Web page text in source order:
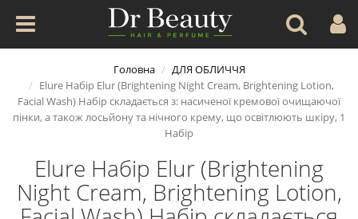
Головна
ДЛЯ ОБЛИЧЧЯ
Elure Набір Elur (Brightening Night Cream, Brightening Lotion,
Facial Wash) Набір складається з: насиченої кремової очищаючої
пінки, а також лосьйону та нічного крему, що освітлюють шкіру, 1
Набір
Elure Набір Elur (Brightening
Night Cream, Brightening Lotion,